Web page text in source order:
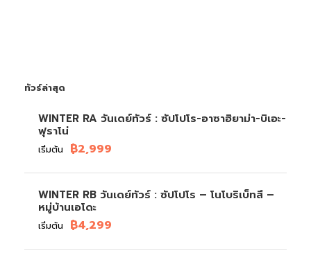
ทัวร์ล่าสุด
WINTER RA วันเดย์ทัวร์ : ซัปโปโร-อาซาฮิยาม่า-บิเอะ-
ฟุราโน่
เริ่มต้น ฿2,999
WINTER RB วันเดย์ทัวร์ : ซัปโปโร – โนโบริเบ็ทสึ –
หมู่บ้านเอโดะ
เริ่มต้น ฿4,299